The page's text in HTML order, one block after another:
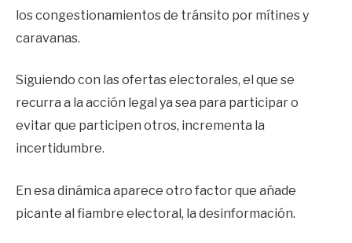
los congestionamientos de tránsito por mítines y
caravanas.
Siguiendo con las ofertas electorales, el que se
recurra a la acción legal ya sea para participar o
evitar que participen otros, incrementa la
incertidumbre.
En esa dinámica aparece otro factor que añade
picante al fiambre electoral, la desinformación.